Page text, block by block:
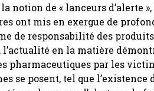
notion de « lanceurs d’alerte »,
ont mis en exergue de
de responsabilité des produits
l’actualité en la matière
pharmaceutiques par les
se posent, tel que l’existence